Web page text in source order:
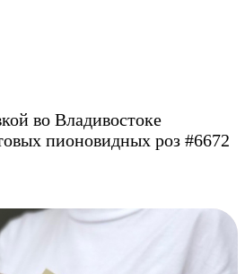
во Владивостоке
пионовидных роз #6672